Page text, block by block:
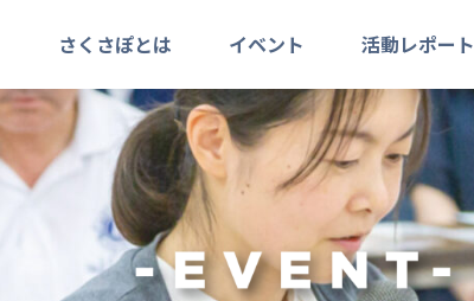
さくさぽとは イベント 活動レポート